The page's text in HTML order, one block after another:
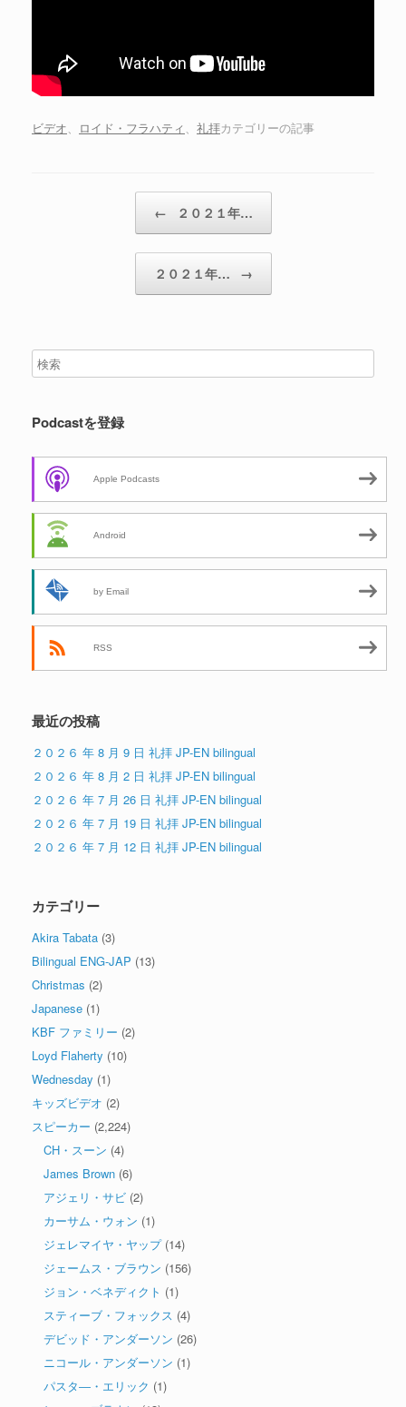
ビデオ、 ロイド・フラハティ、 礼拝カテゴリーの記事
← ２０２１年…
２０２１年… →
Podcastを登録
Apple Podcasts
Android
by Email
RSS
最近の投稿
２０２６ 年 8 月 9 日 礼拝 JP-EN bilingual
２０２６ 年 8 月 2 日 礼拝 JP-EN bilingual
２０２６ 年 7 月 26 日 礼拝 JP-EN bilingual
２０２６ 年 7 月 19 日 礼拝 JP-EN bilingual
２０２６ 年 7 月 12 日 礼拝 JP-EN bilingual
カテゴリー
Akira Tabata (3)
Bilingual ENG-JAP (13)
Christmas (2)
Japanese (1)
KBF ファミリー (2)
Loyd Flaherty (10)
Wednesday (1)
キッズビデオ (2)
スピーカー (2,224)
CH・スーン (4)
James Brown (6)
アジェリ・サビ (2)
カーサム・ウォン (1)
ジェレマイヤ・ヤップ(14)
ジェームス・ブラウン (156)
ジョン・ベネディクト (1)
スティーブ・フォックス (4)
デビッド・アンダーソン (26)
ニコール・アンダーソン (1)
パスタ―・エリック (1)